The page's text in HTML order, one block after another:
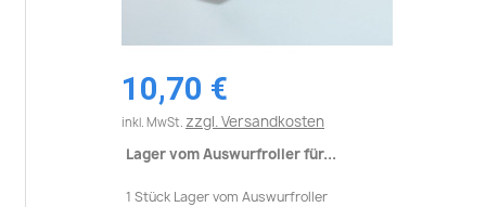
10,70 €
inkl. MwSt. zzgl. Versandkosten
Lager vom Auswurfroller für...
1 Stück Lager vom Auswurfroller